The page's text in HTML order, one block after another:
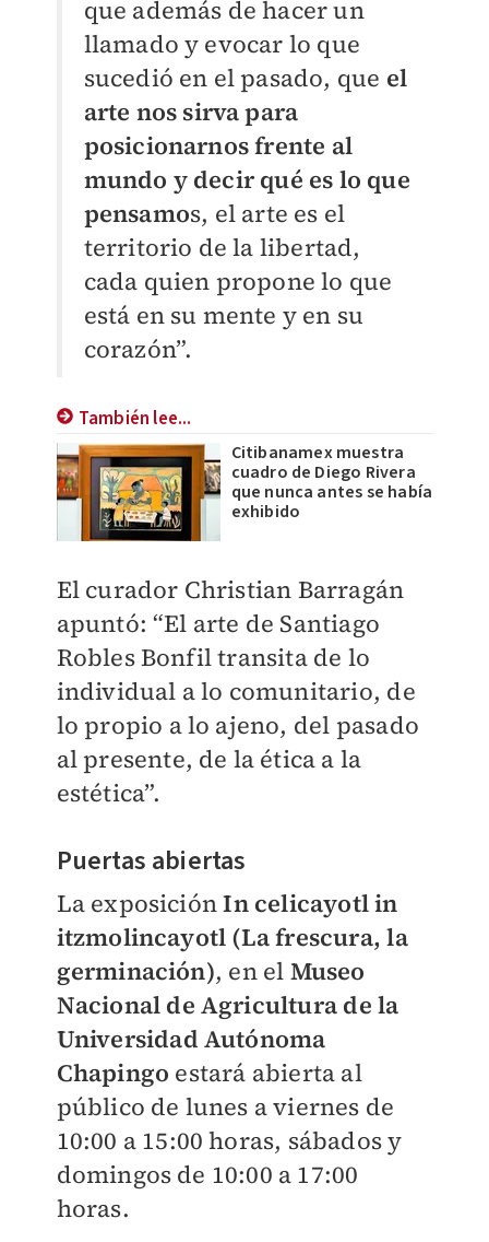
que además de hacer un
llamado y evocar lo que
sucedió en el pasado, que el
arte nos sirva para
posicionarnos frente al
mundo y decir qué es lo que
pensamos, el arte es el
territorio de la libertad,
cada quien propone lo que
está en su mente y en su
corazón”.
También lee...
Citibanamex muestra
cuadro de Diego Rivera
que nunca antes se había
exhibido
El curador Christian Barragán
apuntó: “El arte de Santiago
Robles Bonfil transita de lo
individual a lo comunitario, de
lo propio a lo ajeno, del pasado
al presente, de la ética a la
estética”.
Puertas abiertas
La exposiciónIn celicayotl in
itzmolincayotl (La frescura, la
germinación), en el Museo
Nacional de Agricultura de la
Universidad Autónoma
Chapingo estará abierta al
público de lunes a viernes de
10:00 a 15:00 horas, sábados y
domingos de 10:00 a 17:00
horas.